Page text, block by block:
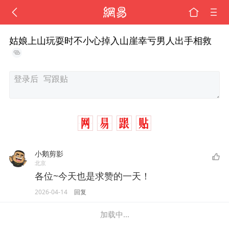
姑娘上山玩耍时不小心掉入山崖幸亏男人出手相救
小鹅剪影
北京
各位~今天也是求赞的一天！
2026-04-14 回复
加载中...